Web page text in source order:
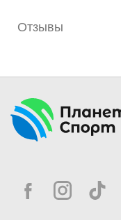
Отзывы